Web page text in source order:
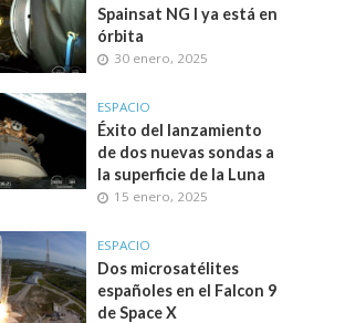
Spainsat NG I ya está en
órbita
30 enero, 2025
ESPACIO
Éxito del lanzamiento
de dos nuevas sondas a
la superficie de la Luna
15 enero, 2025
ESPACIO
Dos microsatélites
españoles en el Falcon 9
de Space X